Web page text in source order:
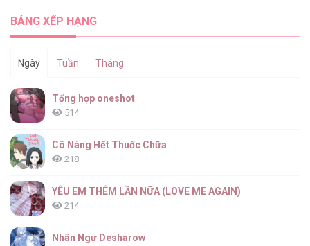
BẢNG XẾP HẠNG
Ngày Tuần Tháng
Tổng hợp oneshot
514
Cô Nàng Hết Thuốc Chữa
218
YÊU EM THÊM LẦN NỮA (LOVE ME AGAIN)
214
Nhân Ngư Desharow